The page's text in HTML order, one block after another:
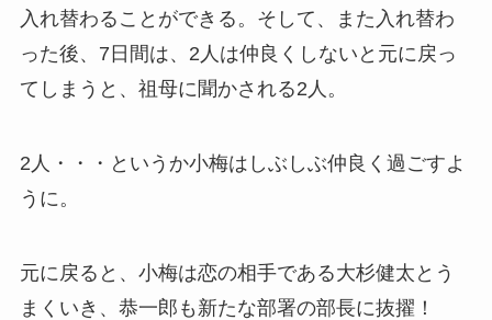
入れ替わることができる。そして、また入れ替わ
った後、7日間は、2人は仲良くしないと元に戻っ
てしまうと、祖母に聞かされる2人。
2人・・・というか小梅はしぶしぶ仲良く過ごすよ
うに。
元に戻ると、小梅は恋の相手である大杉健太とう
まくいき、恭一郎も新たな部署の部長に抜擢！